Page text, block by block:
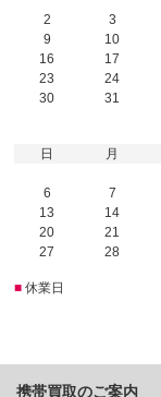
2
3
9
10
16
17
23
24
30
31
日
月
6
7
13
14
20
21
27
28
■ 休業日
携帯買取のご案内